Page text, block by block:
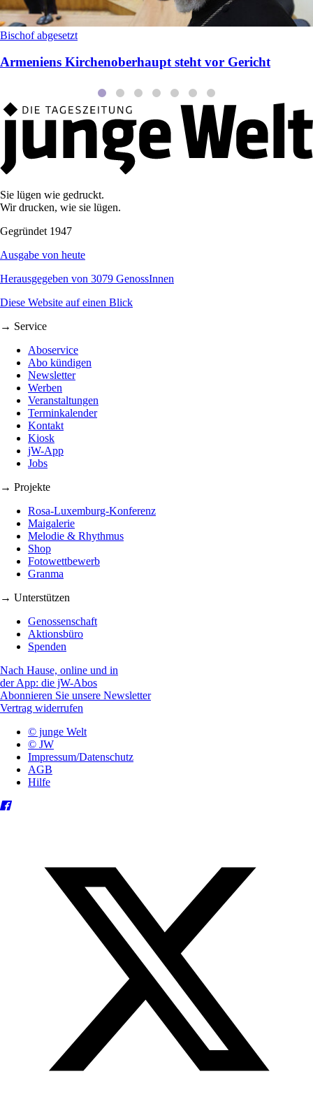
Bischof abgesetzt
Armeniens Kirchenoberhaupt steht vor Gericht
Sie lügen wie gedruckt.
Wir drucken, wie sie lügen.
Gegründet 1947
Ausgabe von heute
Herausgegeben von 3079 GenossInnen
Diese Website auf einen Blick
→ Service
Aboservice
Abo kündigen
Newsletter
Werben
Veranstaltungen
Terminkalender
Kontakt
Kiosk
jW-App
Jobs
→ Projekte
Rosa-Luxemburg-Konferenz
Maigalerie
Melodie & Rhythmus
Shop
Fotowettbewerb
Granma
→ Unterstützen
Genossenschaft
Aktionsbüro
Spenden
Nach Hause, online und in
der App: die jW-Abos
Abonnieren Sie unsere Newsletter
Vertrag widerrufen
© junge Welt
© JW
Impressum/Datenschutz
AGB
Hilfe